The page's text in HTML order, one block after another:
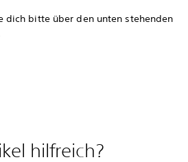
dich bitte über den unten stehenden
hilfreich?